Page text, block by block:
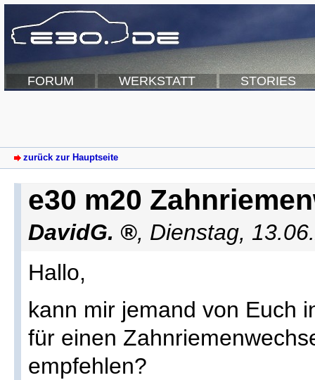
FORUM WERKSTATT STORIES
zurück zur Hauptseite
e30 m20
DavidG. , Dienstag,
Hallo,
kann mir jemand von Euch
für einen
empfehlen?